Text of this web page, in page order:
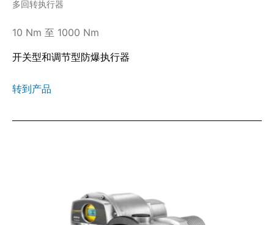
多回转执行器
10 Nm 至 1000 Nm
开关型和调节型防爆执行器
转到产品